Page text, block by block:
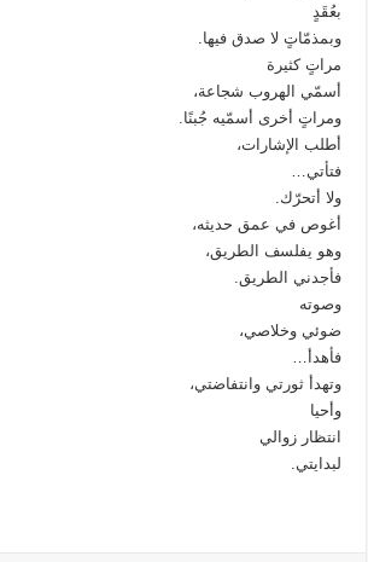
بعُقَدٍ
وبمذمّاتٍ لا صدق فيها.
مراتٍ كثيرة
أسمّي الهروب شجاعة،
ومراتٍ أخرى أسمّيه جُبنًا.
أطلب الإشارات،
فتأتي…
ولا أتحرّك.
أغوص في عمق حديثه،
وهو يفلسف الطريق،
فأجدني الطريق.
وصوته
ضوئي وخلاصي،
فأهدأ…
وتهدأ ثورتي وانتفاضتي،
وأحيا
انتظار زوالي
لبدايتي.